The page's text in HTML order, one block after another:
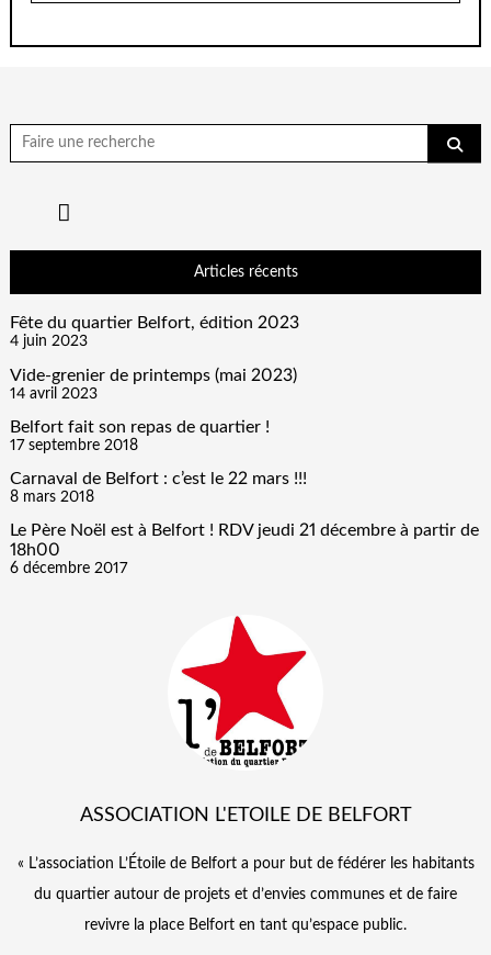
Chercher
pour:
Articles récents
Fête du quartier Belfort, édition 2023
4 juin 2023
Vide-grenier de printemps (mai 2023)
14 avril 2023
Belfort fait son repas de quartier !
17 septembre 2018
Carnaval de Belfort : c’est le 22 mars !!!
8 mars 2018
Le Père Noël est à Belfort ! RDV jeudi 21 décembre à partir de
18h00
6 décembre 2017
ASSOCIATION L'ETOILE DE BELFORT
« L’association L’Étoile de Belfort a pour but de fédérer les habitants
du quartier autour de projets et d’envies communes et de faire
revivre la place Belfort en tant qu’espace public.